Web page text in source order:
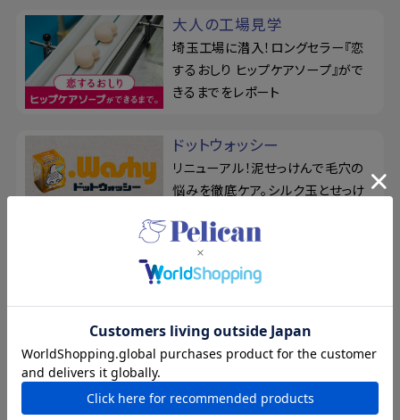
大人の工場見学
埼玉工場に潜入！ロングセラー『恋
するおしり ヒップケアソープ』がで
きるまでをレポート
ドットウォッシー
リニューアル！泥せっけんで毛穴の
悩みを徹底ケア。シルク玉とせっけ
For Back
薬用せっけん＆ジェルミストでくり返
すニキビを予防！『フォーバック』で
背中を集中ケア
ピーズルーツ
毛穴汚れを、濃密ねばり泡が吸着！